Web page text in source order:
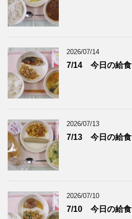
2026/07/14
7/14 今日の給食
2026/07/13
7/13 今日の給食
2026/07/10
7/10 今日の給食